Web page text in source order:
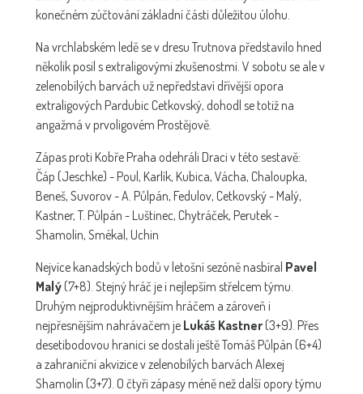
konečném zúčtování základní části důležitou úlohu.
Na vrchlabském ledě se v dresu Trutnova představilo hned
několik posil s extraligovými zkušenostmi. V sobotu se ale v
zelenobílých barvách už nepředstaví dřívější opora
extraligových Pardubic Cetkovský, dohodl se totiž na
angažmá v prvoligovém Prostějově.
Zápas proti Kobře Praha odehráli Draci v této sestavě:
Čáp (Jeschke) - Poul, Karlík, Kubica, Vácha, Chaloupka,
Beneš, Suvorov - A. Půlpán, Fedulov, Cetkovský - Malý,
Kastner, T. Půlpán - Luštinec, Chytráček, Perutek -
Shamolin, Smékal, Uchin
Nejvíce kanadských bodů v letošní sezóně nasbíral Pavel
Malý (7+8). Stejný hráč je i nejlepším střelcem týmu.
Druhým nejproduktivnějším hráčem a zároveň i
nejpřesnějším nahrávačem je Lukáš Kastner (3+9). Přes
desetibodovou hranici se dostali ještě Tomáš Půlpán (6+4)
a zahraniční akvizice v zelenobílých barvách Alexej
Shamolin (3+7). O čtyři zápasy méně než další opory týmu